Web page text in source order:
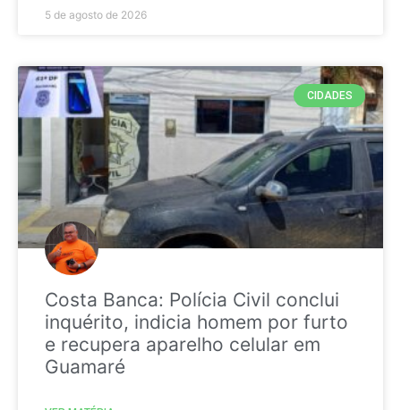
5 de agosto de 2026
CIDADES
Costa Banca: Polícia Civil conclui
inquérito, indicia homem por furto
e recupera aparelho celular em
Guamaré